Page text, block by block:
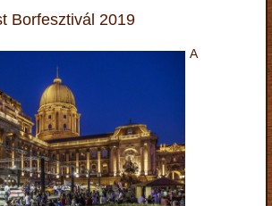
Borfesztivál 2019
A